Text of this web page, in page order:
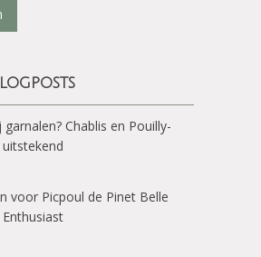
Chablis en Pouilly-
voor Picpoul de Pinet Belle